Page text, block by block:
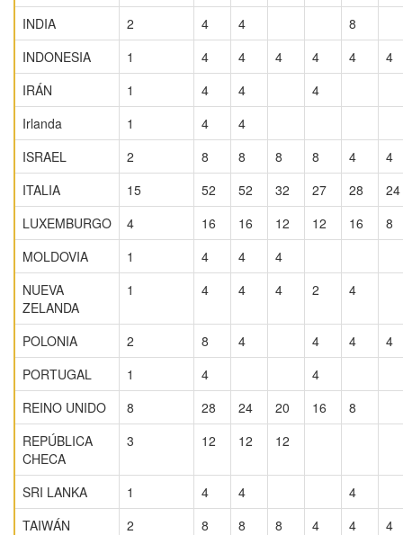
INDIA
2 4 4
8
INDONESIA
1 4 4 4 4 4
4
IRÁN
1 4 4
4
Irlanda
1 4
4
ISRAEL
2 8 8 8 8 4
4
ITALIA
15 52 52 32 27 28
24
LUXEMBURGO
4 16 16 12 12 16
8
MOLDOVIA
1 4 4
4
NUEVA
ZELANDA
1 4 4 4 2 4
POLONIA 2 8 4 4 4
4
PORTUGAL
1 4
4
REINO UNIDO
8 28 24 20 16
8
REPÚBLICA
CHECA
3 12 12 12
SRI LANKA 1 4 4
4
TAIWÁN
2 8 8 8 4 4
4